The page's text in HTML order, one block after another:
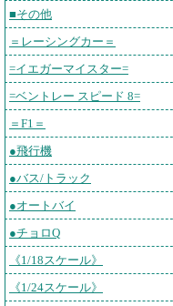
■その他
＝レーシングカー＝
=イエガーマイスター=
=ベントレー スピード 8=
＝F1＝
●飛行機
●バス/トラック
●オートバイ
●チョロQ
《1/18スケール》
《1/24スケール》